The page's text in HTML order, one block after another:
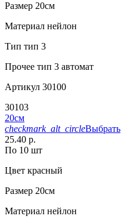
Размер 20см
Материал нейлон
Тип тип 3
Прочее тип 3 автомат
Артикул 30100
30103
20см
checkmark_alt_circleВыбрать
25.40 р.
По 10 шт
Цвет красный
Размер 20см
Материал нейлон